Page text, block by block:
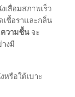
สื่อมสภาพเร็ว
เชื้อราและกลิ่น
วามชื้นจะ
งมี
หรือใต้เบาะ